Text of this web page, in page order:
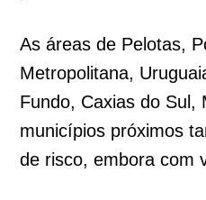
As áreas de Pelotas,
Metropolitana,
Fundo, Caxias do Sul,
municípios próximos
de risco, embora com